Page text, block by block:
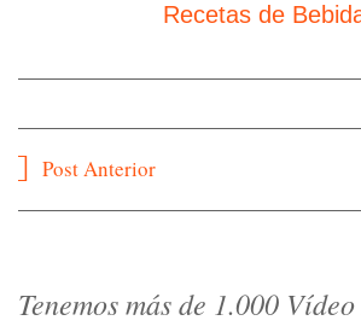
Recetas de
Navegación
Post Anterior
Tenemos más de 1.000